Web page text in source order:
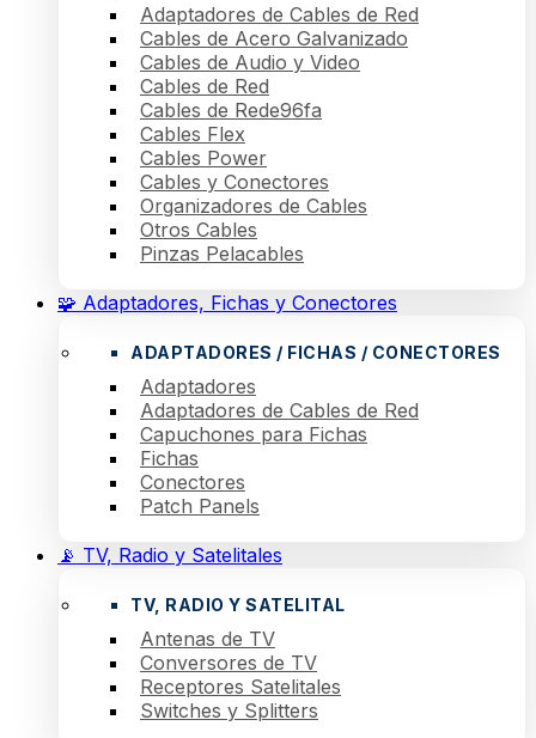
Adaptadores de Cables de Red
Cables de Acero Galvanizado
Cables de Audio y Video
Cables de Red
Cables de Rede96fa
Cables Flex
Cables Power
Cables y Conectores
Organizadores de Cables
Otros Cables
Pinzas Pelacables
🧩 Adaptadores, Fichas y Conectores
ADAPTADORES / FICHAS / CONECTORES
Adaptadores
Adaptadores de Cables de Red
Capuchones para Fichas
Fichas
Conectores
Patch Panels
📡 TV, Radio y Satelitales
TV, RADIO Y SATELITAL
Antenas de TV
Conversores de TV
Receptores Satelitales
Switches y Splitters